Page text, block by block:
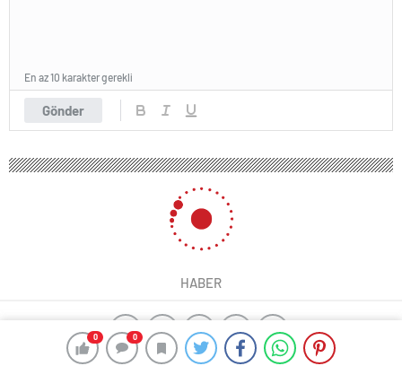
0 0
Gönder
En az 10 karakter gerekli
HABER